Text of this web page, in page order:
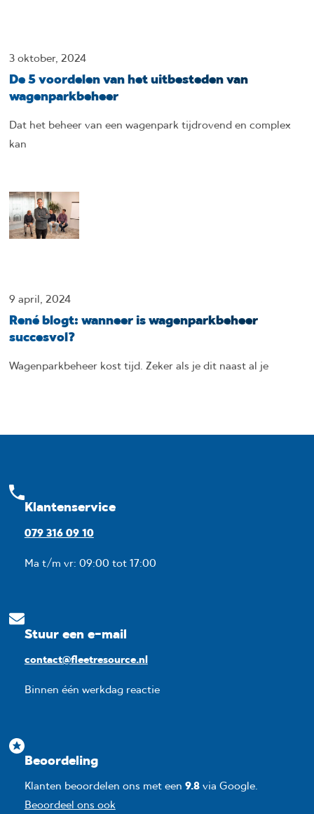
3 oktober, 2024
De 5 voordelen van het uitbesteden van
wagenparkbeheer
Dat het beheer van een wagenpark tijdrovend en complex
kan
9 april, 2024
René blogt: wanneer is wagenparkbeheer
succesvol?
Wagenparkbeheer kost tijd. Zeker als je dit naast al je
Klantenservice
079 316 09 10
Ma t/m vr: 09:00 tot 17:00
Stuur een e-mail
contact@fleetresource.nl
Binnen één werkdag reactie
Beoordeling
Klanten beoordelen ons met een 9.8via Google.
Beoordeel ons ook